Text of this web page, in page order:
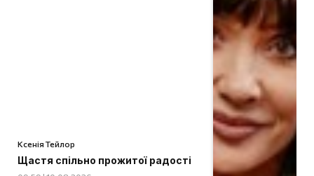
Ксенія Тейлор
Щастя спільно прожитої радості